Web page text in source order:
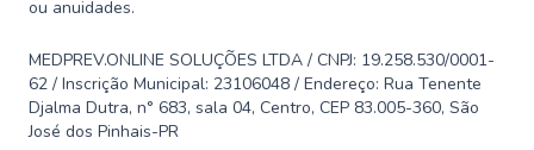
ou anuidades.
MEDPREV.ONLINE SOLUÇÕES LTDA / CNPJ: 19.258.530/0001-
62 / Inscrição Municipal: 23106048 / Endereço: Rua Tenente
Djalma Dutra, n° 683, sala 04, Centro, CEP 83.005-360, São
José dos Pinhais-PR